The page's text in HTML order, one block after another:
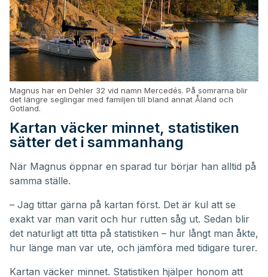
Magnus har en Dehler 32 vid namn Mercedés. På somrarna blir
det längre seglingar med familjen till bland annat Åland och
Gotland.
Kartan väcker minnet, statistiken
sätter det i sammanhang
När Magnus öppnar en sparad tur börjar han alltid på
samma ställe.
– Jag tittar gärna på kartan först. Det är kul att se
exakt var man varit och hur rutten såg ut. Sedan blir
det naturligt att titta på statistiken – hur långt man åkte,
hur länge man var ute, och jämföra med tidigare turer.
Kartan väcker minnet. Statistiken hjälper honom att